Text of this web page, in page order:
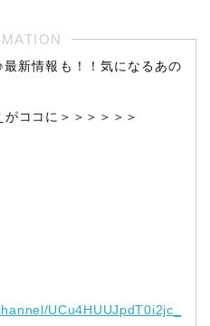
最新情報も！！気になるあの
ココに＞＞＞＞＞＞
UCu4HUUJpdT0i2jc_